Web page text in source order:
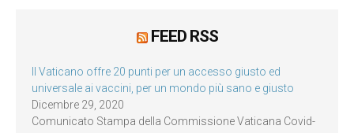
FEED RSS
Il Vaticano offre 20 punti per un accesso giusto ed
universale ai vaccini, per un mondo più sano e giusto
Dicembre 29, 2020
Comunicato Stampa della Commissione Vaticana Covid-